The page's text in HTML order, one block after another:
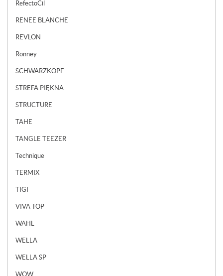
RefectoCil
RENEE BLANCHE
REVLON
Ronney
SCHWARZKOPF
STREFA PIĘKNA
STRUCTURE
TAHE
TANGLE TEEZER
Technique
TERMIX
TIGI
VIVA TOP
WAHL
WELLA
WELLA SP
WOW